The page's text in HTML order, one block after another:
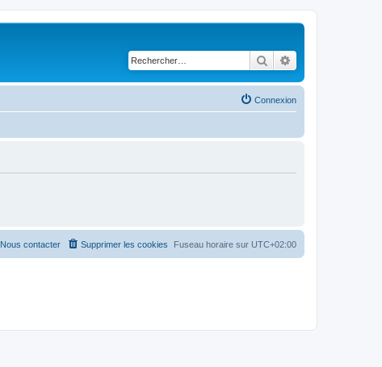
Rechercher
Connexion
Fuseau horaire sur UTC+02:00
Supprimer les cookies
Nous contacter